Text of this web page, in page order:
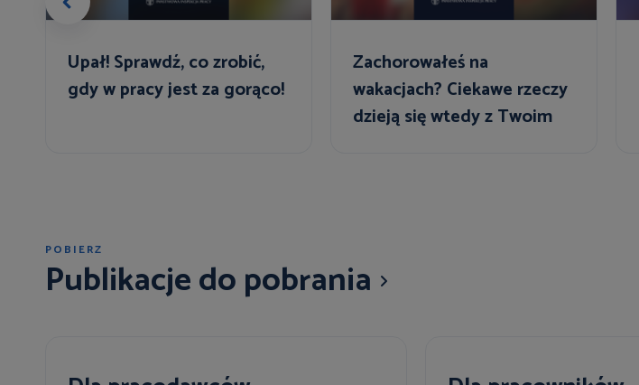
Upał! Sprawdź, co zrobić,
gdy w pracy jest za gorąco!
Zachorowałeś na
wakacjach? Ciekawe rzeczy
dzieją się wtedy z Twoim
POBIERZ
Publikacje do pobrania